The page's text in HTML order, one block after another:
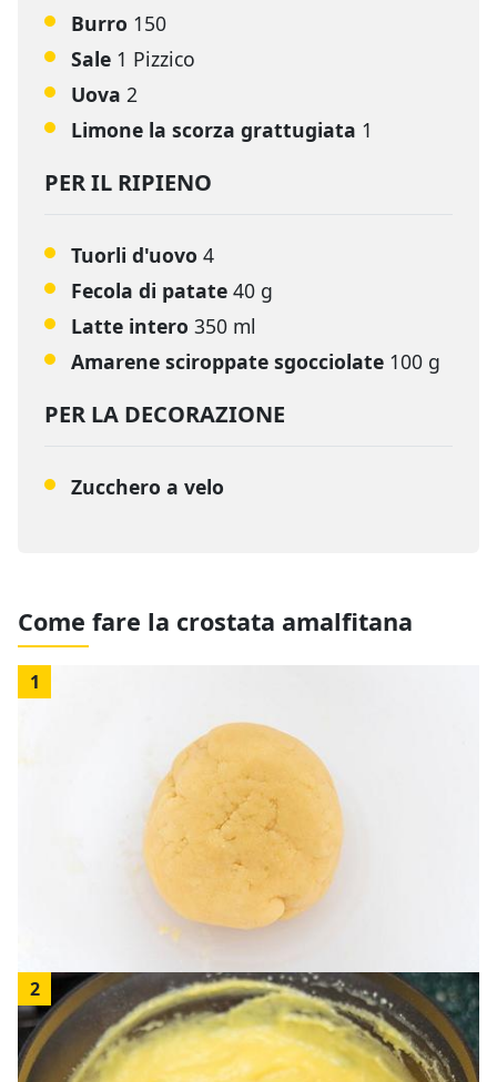
Burro 150
Sale 1 Pizzico
Uova 2
Limone la scorza grattugiata 1
PER IL RIPIENO
Tuorli d'uovo 4
Fecola di patate 40 g
Latte intero 350 ml
Amarene sciroppate sgocciolate 100 g
PER LA DECORAZIONE
Zucchero a velo
Come fare la crostata amalfitana
1
2